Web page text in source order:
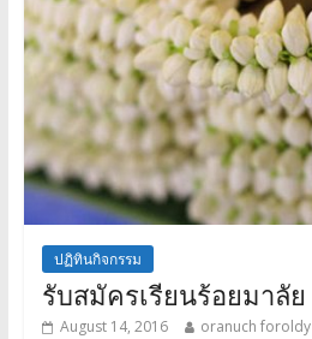
ปฏิทินกิจกรรม
รับสมัครเรียนร้อยมาลัย
August 14, 2016 oranuch foroldy